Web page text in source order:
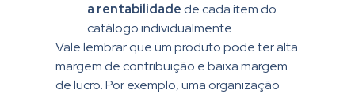
a rentabilidade de cada item do
catálogo individualmente.
Vale lembrar que um produto pode ter alta
margem de contribuição e baixa margem
de lucro. Por exemplo, uma organização